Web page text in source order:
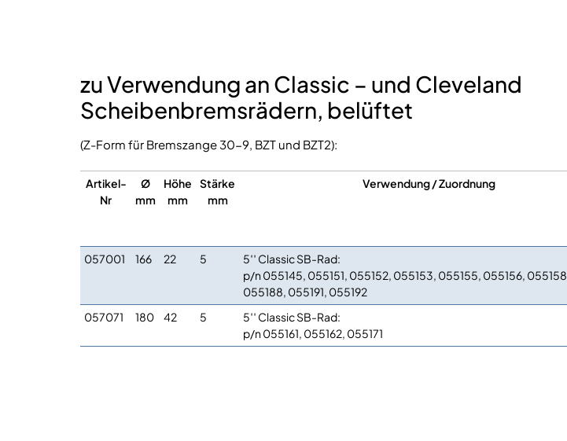
zu Verwendung an Classic – und Cleveland
Scheibenbremsrädern, belüftet
(Z-Form für Bremszange 30-9, BZT und BZT2):
Artikel-
Nr
Ø
mm
Höhe
mm
Stärke
mm
Verwendung / Zuordnung
057001 166 22 5
5′′ Classic SB-Rad:
p/n 055145, 055151, 055152, 055153, 055155, 055156, 055158,
055188, 055191, 055192
057071
180 42 5
5′′ Classic SB-Rad:
p/n 055161, 055162, 055171